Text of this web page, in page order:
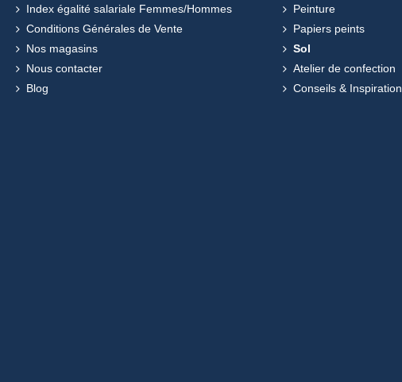
Index égalité salariale Femmes/Hommes
Conditions Générales de Vente
Nos magasins
Nous contacter
Blog
Peinture
Papiers peints
Sol
Atelier de confection
Conseils & Inspiration